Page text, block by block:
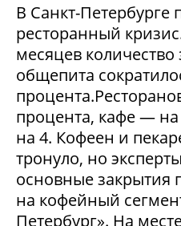
В Санкт-Петербурге
ресторанный
месяцев количество
общепита
процента, кафе —
на 4. Кофеен и
тронуло, но
основные
на кофейный
Петербург». На